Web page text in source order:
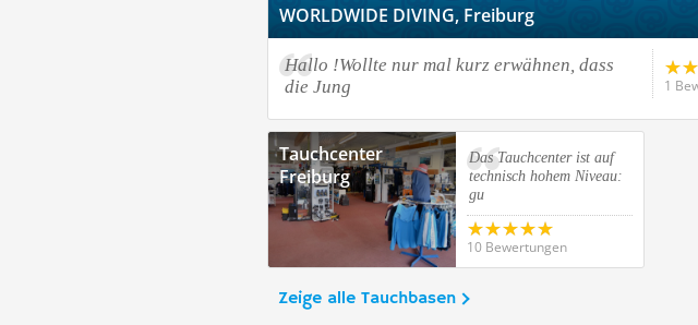
WORLDWIDE DIVING, Freiburg
Hallo !Wollte nur mal kurz erwähnen, dass
die Jung
1
Tauchcenter
Freiburg
Das Tauchcenter ist auf
technisch hohem Niveau:
gu
10 Bewertungen
Zeige alle Tauchbasen